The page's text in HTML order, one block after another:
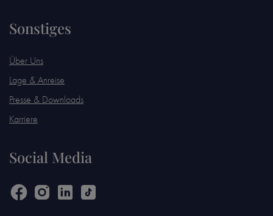
Sonstiges
Über Uns
Lage & Anreise
Presse & Downloads
Karriere
Social Media